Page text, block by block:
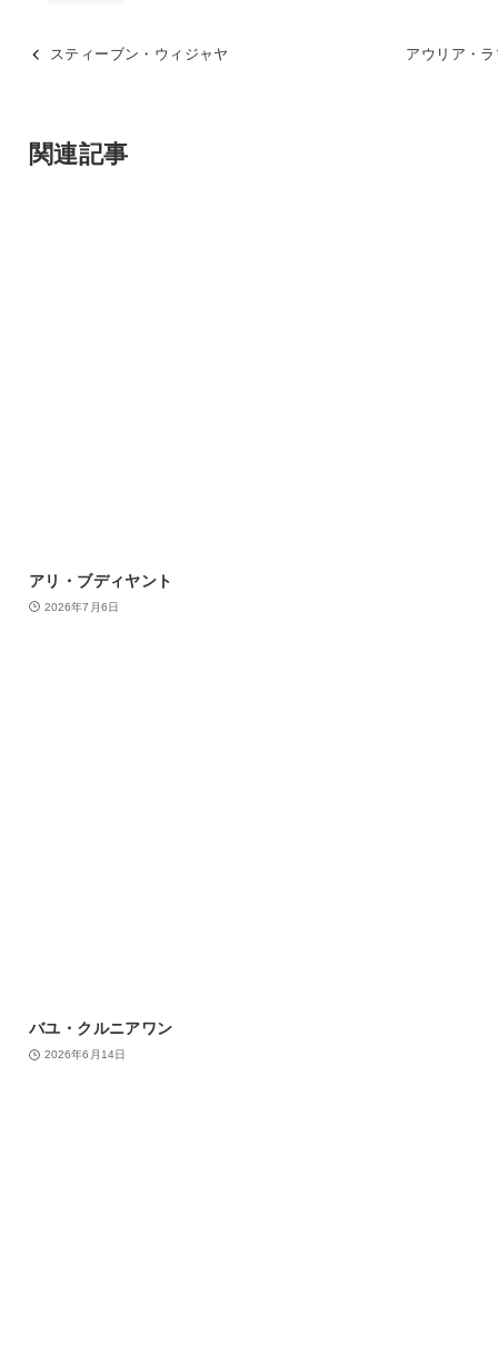
スティーブン・ウィジャヤ アウリア・
関連記事
アリ・ブディヤント
2026年7月6日
バユ・クルニアワン
2026年6月14日